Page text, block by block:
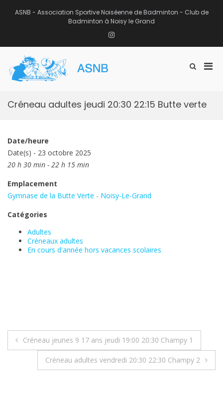
ASNB - Association Sportive Noiséenne de Badminton - Club de
Badminton à Noisy le Grand
Instagram
Afficher
recherche
Créneau adultes jeudi 20:30 22:15 Butte verte
Date/heure
Date(s) - 23 octobre 2025
20 h 30 min - 22 h 15 min
Emplacement
Gymnase de la Butte Verte - Noisy-Le-Grand
Catégories
Adultes
Créneaux adultes
En cours d'année hors vacances scolaires
Navigation
Créneau jeunes 9 17 ans jeudi 19:00 20:30 Champy 1
Créneau adultes vendredi 20:30 22:30 Champy 2